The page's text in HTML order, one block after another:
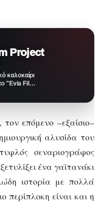
Project
καλοκαίρι
το "Evia Film
δυναμικά
τον επόμενο –εξαίσιο–
αλυσίδα του
σεναριογράφος
ένα γαϊτανάκι
ιστορία με πολλά
περίπλοκη είναι και η